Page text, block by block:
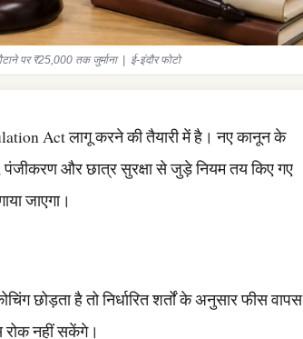
पर ₹25,000 तक जुर्माना | ई-इंदौर फोटो
Act लागू करने की तैयारी में है। नए कानून के
और छात्र सुरक्षा से जुड़े नियम तय किए गए
जाएगा।
छोड़ता है तो निर्धारित शर्तों के अनुसार फीस वापस
रोक नहीं सकेंगे।